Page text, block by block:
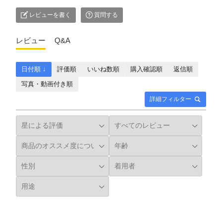
レビューを書く 質問する
レビュー Q&A
詳細フィルター
日付順 ↓ 評価順 いいね数順 購入確認順
返信順
写真・動画付き順